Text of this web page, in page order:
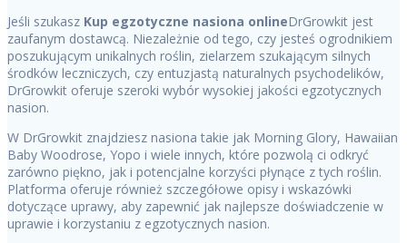
Jeśli szukasz Kup egzotyczne nasiona onlineDrGrowkit jest
zaufanym dostawcą. Niezależnie od tego, czy jesteś ogrodnikiem
poszukującym unikalnych roślin, zielarzem szukającym silnych
środków leczniczych, czy entuzjastą naturalnych psychodelików,
DrGrowkit oferuje szeroki wybór wysokiej jakości egzotycznych
nasion.
W DrGrowkit znajdziesz nasiona takie jak Morning Glory, Hawaiian
Baby Woodrose, Yopo i wiele innych, które pozwolą ci odkryć
zarówno piękno, jak i potencjalne korzyści płynące z tych roślin.
Platforma oferuje również szczegółowe opisy i wskazówki
dotyczące uprawy, aby zapewnić jak najlepsze doświadczenie w
uprawie i korzystaniu z egzotycznych nasion.